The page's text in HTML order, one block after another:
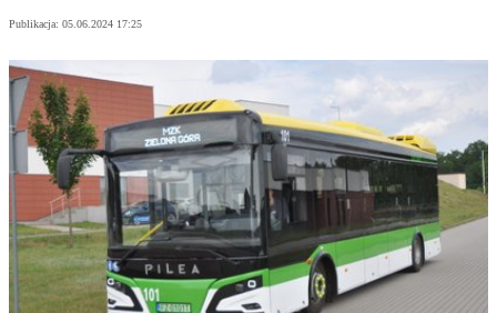
Publikacja: 05.06.2024 17:25